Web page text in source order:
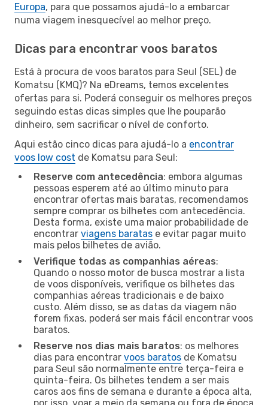
Europa, para que possamos ajudá-lo a embarcar
numa viagem inesquecível ao melhor preço.
Dicas para encontrar voos baratos
Está à procura de voos baratos para Seul (SEL) de
Komatsu (KMQ)? Na eDreams, temos excelentes
ofertas para si. Poderá conseguir os melhores preços
seguindo estas dicas simples que lhe pouparão
dinheiro, sem sacrificar o nível de conforto.
Aqui estão cinco dicas para ajudá-lo a encontrar
voos low cost de Komatsu para Seul:
Reserve com antecedência: embora algumas
pessoas esperem até ao último minuto para
encontrar ofertas mais baratas, recomendamos
sempre comprar os bilhetes com antecedência.
Desta forma, existe uma maior probabilidade de
encontrar viagens baratas e evitar pagar muito
mais pelos bilhetes de avião.
Verifique todas as companhias aéreas:
Quando o nosso motor de busca mostrar a lista
de voos disponíveis, verifique os bilhetes das
companhias aéreas tradicionais e de baixo
custo. Além disso, se as datas da viagem não
forem fixas, poderá ser mais fácil encontrar voos
baratos.
Reserve nos dias mais baratos: os melhores
dias para encontrar voos baratos de Komatsu
para Seul são normalmente entre terça-feira e
quinta-feira. Os bilhetes tendem a ser mais
caros aos fins de semana e durante a época alta,